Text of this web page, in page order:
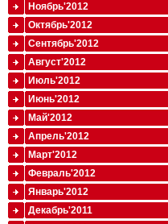
Ноябрь'2012
Октябрь'2012
Сентябрь'2012
Август'2012
Июль'2012
Июнь'2012
Май'2012
Апрель'2012
Март'2012
Февраль'2012
Январь'2012
Декабрь'2011